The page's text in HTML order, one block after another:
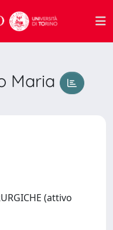
Maria
(attivo